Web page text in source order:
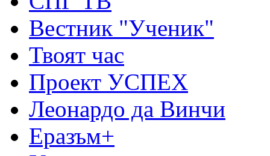
Вестник "Ученик"
Твоят час
Проект УСПЕХ
Леонардо да Винчи
Еразъм+